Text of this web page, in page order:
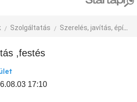
Szolgáltatás Szerelés, javítás, építkezés
,festés
17:10